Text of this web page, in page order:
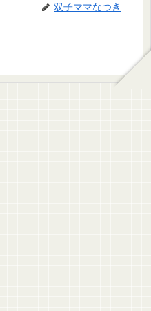
双子ママなつき